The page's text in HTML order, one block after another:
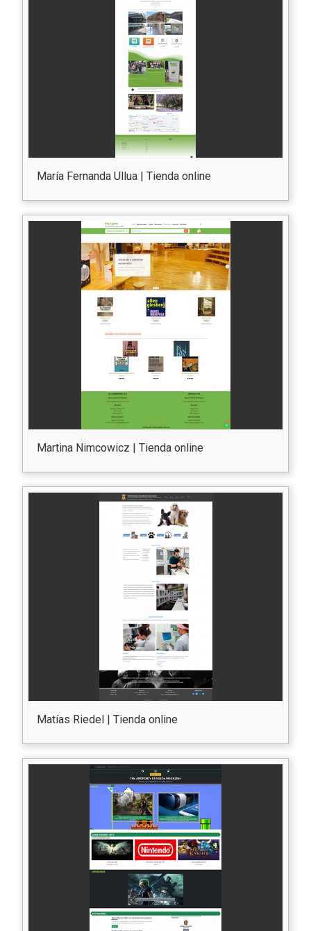
María Fernanda Ullua | Tienda online
Martina Nimcowicz | Tienda online
Matías Riedel | Tienda online